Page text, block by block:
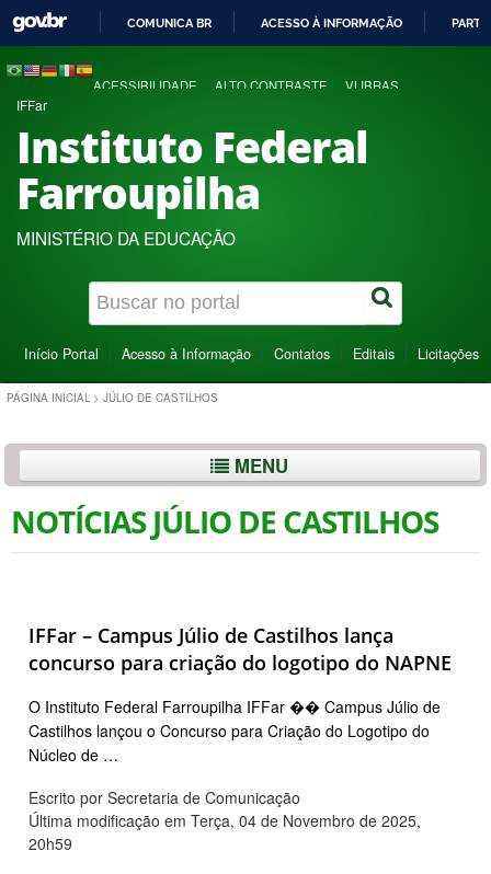
COMUNICA BR ACESSO À INFORMAÇÃO
ACESSIBILIDADE ALTO CONTRASTE VLIBRAS
IFFar
Instituto Federal
Farroupilha
MINISTÉRIO DA EDUCAÇÃO
Início Portal Acesso à Informação Contatos Editais Licitações
PÁGINA INICIAL > JÚLIO DE CASTILHOS
MENU
NOTÍCIAS JÚLIO DE CASTILHOS
IFFar – Campus Júlio de Castilhos lança
concurso para criação do logotipo do NAPNE
O Instituto Federal Farroupilha IFFar �� Campus Júlio de
Castilhos lançou o Concurso para Criação do Logotipo do
Núcleo de …
Escrito por Secretaria de Comunicação
Última modificação em Terça, 04 de Novembro de 2025,
20h59